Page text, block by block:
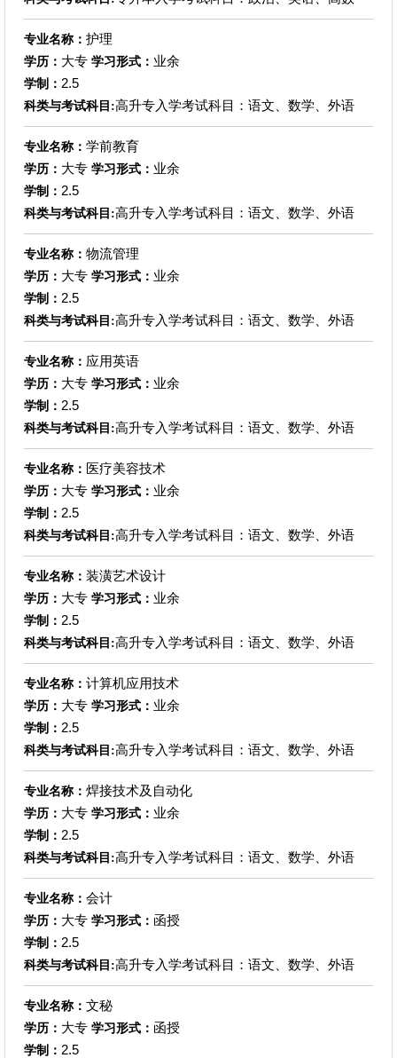
专业名称： 护理
学历： 大专 学习形式： 业余
学制： 2.5
科类与考试科目:高升专入学考试科目：语文、数学、外语
专业名称： 学前教育
学历： 大专 学习形式： 业余
学制： 2.5
科类与考试科目:高升专入学考试科目：语文、数学、外语
专业名称： 物流管理
学历： 大专 学习形式： 业余
学制： 2.5
科类与考试科目:高升专入学考试科目：语文、数学、外语
专业名称： 应用英语
学历： 大专 学习形式： 业余
学制： 2.5
科类与考试科目:高升专入学考试科目：语文、数学、外语
专业名称： 医疗美容技术
学历： 大专 学习形式： 业余
学制： 2.5
科类与考试科目:高升专入学考试科目：语文、数学、外语
专业名称： 装潢艺术设计
学历： 大专 学习形式： 业余
学制： 2.5
科类与考试科目:高升专入学考试科目：语文、数学、外语
专业名称： 计算机应用技术
学历： 大专 学习形式： 业余
学制： 2.5
科类与考试科目:高升专入学考试科目：语文、数学、外语
专业名称： 焊接技术及自动化
学历： 大专 学习形式： 业余
学制： 2.5
科类与考试科目:高升专入学考试科目：语文、数学、外语
专业名称： 会计
学历： 大专 学习形式： 函授
学制： 2.5
科类与考试科目:高升专入学考试科目：语文、数学、外语
专业名称： 文秘
学历： 大专 学习形式： 函授
学制： 2.5